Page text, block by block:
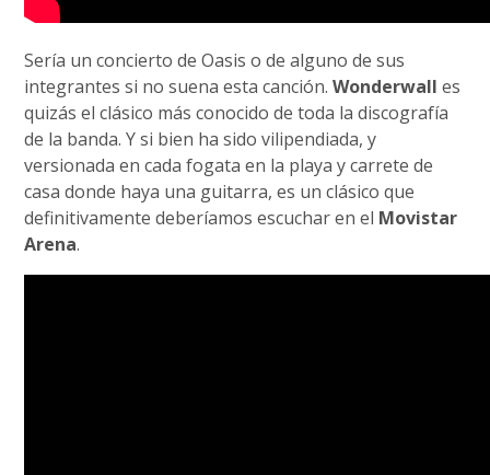
Sería un concierto de Oasis o de alguno de sus
integrantes si no suena esta canción.Wonderwall es
quizás el clásico más conocido de toda la discografía
de la banda. Y si bien ha sido vilipendiada, y
versionada en cada fogata en la playa y carrete de
casa donde haya una guitarra, es un clásico que
definitivamente deberíamos escuchar en el Movistar
Arena.